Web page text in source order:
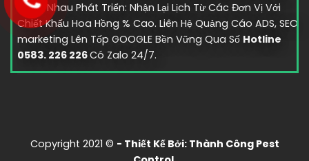
Cùng Nhau Phát Triển: Nhận Lại Lịch Từ Các Đơn Vị Với
Chiết Khấu Hoa Hồng % Cao. Liên Hệ Quảng Cáo ADS, SEO
marketing Lên Tốp GOOGLE Bền Vững Qua Số Hotline
0583. 226 226Có Zalo 24/7.
Copyright 2021 © - Thiết Kế Bởi: Thành Công Pest